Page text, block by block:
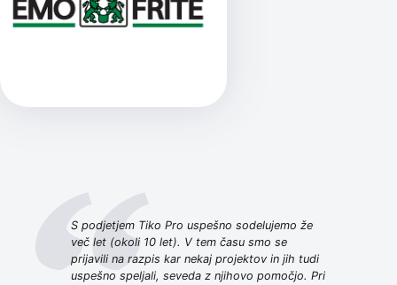
S podjetjem Tiko Pro uspešno sodelujemo že
več let (okoli 10 let). V tem času smo se
prijavili na razpis kar nekaj projektov in jih tudi
uspešno speljali, seveda z njihovo pomočjo. Pri